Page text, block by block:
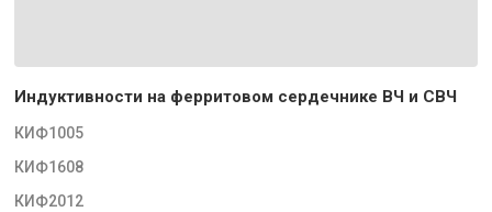
Индуктивности на ферритовом сердечнике ВЧ и СВЧ
КИФ1005
КИФ1608
КИФ2012